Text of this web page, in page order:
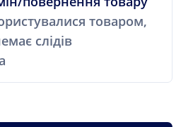
товаром,
слідів